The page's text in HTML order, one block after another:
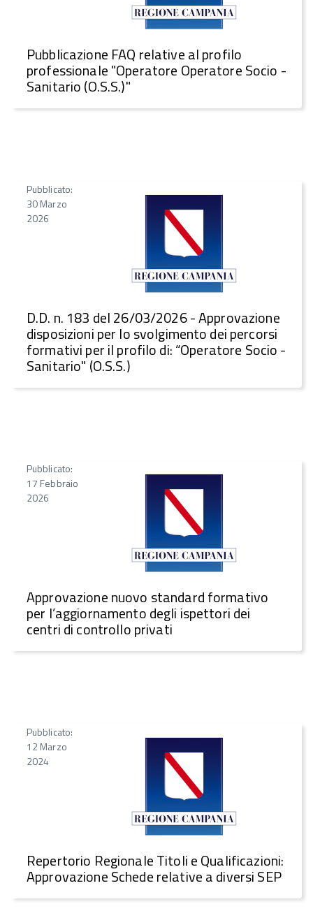
Pubblicazione FAQ relative al profilo
professionale "Operatore Operatore Socio -
Sanitario (O.S.S.)"
Pubblicato:
30 Marzo
2026
D.D. n. 183 del 26/03/2026 - Approvazione
disposizioni per lo svolgimento dei percorsi
formativi per il profilo di: “Operatore Socio -
Sanitario" (O.S.S.)
Pubblicato:
17 Febbraio
2026
Approvazione nuovo standard formativo
per l’aggiornamento degli ispettori dei
centri di controllo privati
Pubblicato:
12 Marzo
2024
Repertorio Regionale Titoli e Qualificazioni:
Approvazione Schede relative a diversi SEP